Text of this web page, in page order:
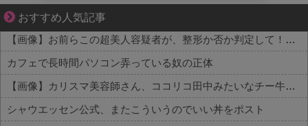
おすすめ人気記事
1420gの娘がくれた“生きる力”。
【画像】お前らこの超美人容疑者が、整形か否か判定して！！→画像がこちらw w w w w w w w w w
カフェで長時間パソコン弄っている奴の正体
【画像】カリスマ美容師さん、ココリコ田中みたいなチー牛を大変身させた結果がこちらw w w w w w w w w w w
シャウエッセン公式、またこういうのでいい丼をポスト